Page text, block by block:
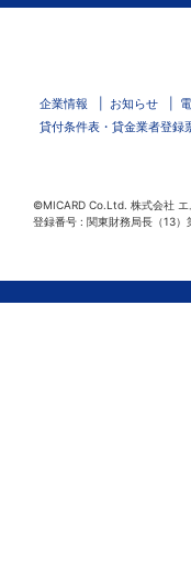
企業情報 お知らせ
貸付条件表・貸金業者登録
©MICARD Co.Ltd. 株式会社
登録番号 : 関東財務局長（13